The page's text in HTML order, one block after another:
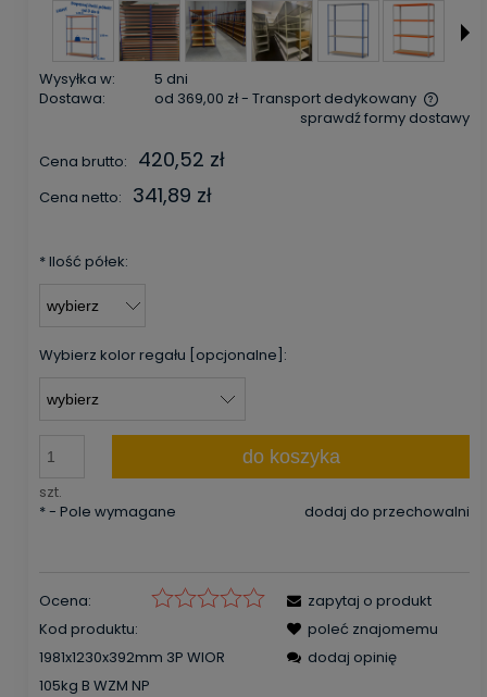
Wysyłka w:
5 dni
Dostawa:
od 369,00 zł- Transport dedykowany
Cena nie zawiera ewentualnych kosztów płatności
sprawdź formy dostawy
Cena brutto: 420,52 zł
Cena netto: 341,89 zł
*Ilość półek:
Wybierz kolor regału [opcjonalne]:
szt.
do koszyka
dodaj do przechowalni
*- Pole wymagane
Ocena:
Kod produktu:
1981x1230x392mm 3P WIOR
105kg B WZM NP
zapytaj o produkt
poleć znajomemu
dodaj opinię